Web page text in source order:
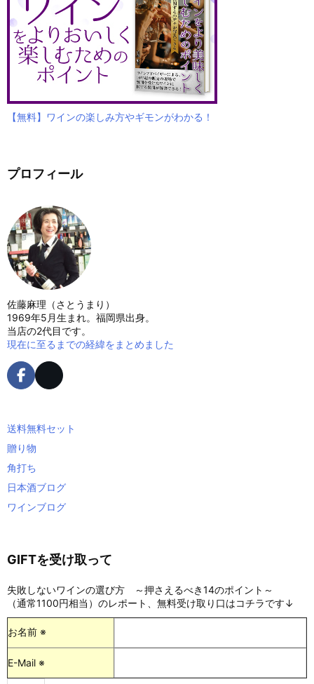
【無料】ワインの楽しみ方やギモンがわかる！
プロフィール
佐藤麻理（さとうまり）
1969年5月生まれ。福岡県出身。
当店の2代目です。
現在に至るまでの経緯をまとめました
送料無料セット
贈り物
角打ち
日本酒ブログ
ワインブログ
GIFTを受け取って
失敗しないワインの選び方 ～押さえるべき14のポイント～
（通常1100円相当）のレポート、無料受け取り口はコチラです↓
お名前 ※
E-Mail ※